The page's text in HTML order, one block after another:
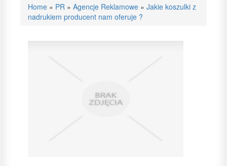
Home » PR » Agencje Reklamowe » Jakie koszulki z
nadrukiem producent nam oferuje ?